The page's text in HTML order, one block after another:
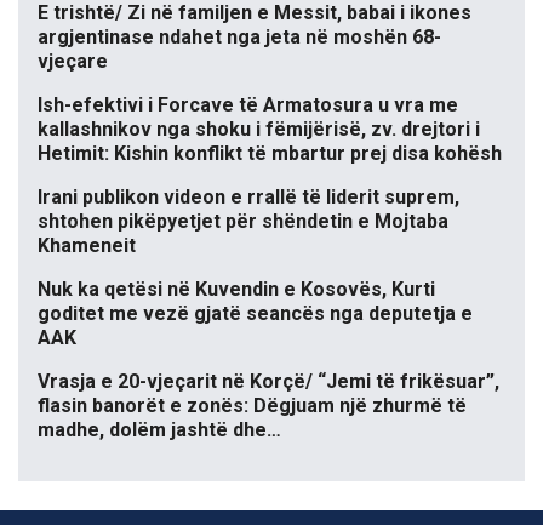
E trishtë/ Zi në familjen e Messit, babai i ikones
argjentinase ndahet nga jeta në moshën 68-
vjeçare
Ish-efektivi i Forcave të Armatosura u vra me
kallashnikov nga shoku i fëmijërisë, zv. drejtori i
Hetimit: Kishin konflikt të mbartur prej disa kohësh
Irani publikon videon e rrallë të liderit suprem,
shtohen pikëpyetjet për shëndetin e Mojtaba
Khameneit
Nuk ka qetësi në Kuvendin e Kosovës, Kurti
goditet me vezë gjatë seancës nga deputetja e
AAK
Vrasja e 20-vjeçarit në Korçë/ “Jemi të frikësuar”,
flasin banorët e zonës: Dëgjuam një zhurmë të
madhe, dolëm jashtë dhe…